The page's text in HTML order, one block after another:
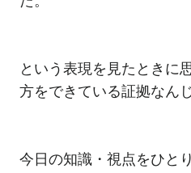
という表現を見たときに
方をできている証拠なん
今日の知識・視点をひと